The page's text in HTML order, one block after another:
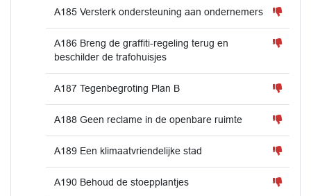
A185 Versterk ondersteuning aan ondernemers
A186 Breng de graffiti-regeling terug en
beschilder de trafohuisjes
A187 Tegenbegroting Plan B
A188 Geen reclame in de openbare ruimte
A189 Een klimaatvriendelijke stad
A190 Behoud de stoepplantjes